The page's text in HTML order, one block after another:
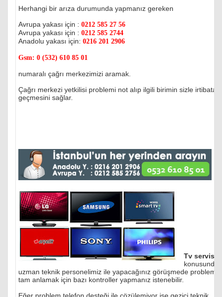
Herhangi bir arıza durumunda yapmanız gereken
Avrupa yakası için : 0212 585 27 56
Avrupa yakası için : 0212 585 2744
Anadolu yakası için: 0216 201 2906
Gsm: 0 (532) 610 85 01
numaralı çağrı merkezimizi aramak.
Çağrı merkezi yetkilisi problemi not alıp ilgili birimin sizle irtibata
geçmesini sağlar.
Tv servisi
konusunda
uzman teknik personelimiz ile yapacağınız görüşmede problemi
tam anlamak için bazı kontroller yapmanız istenebilir.
Eğer problem telefon desteği ile çözülemiyor ise gezici teknik